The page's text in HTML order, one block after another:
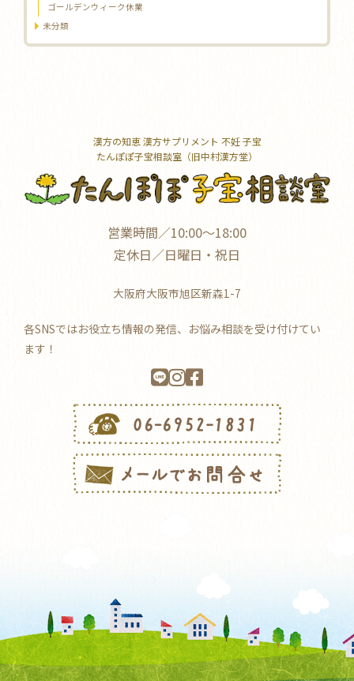
ゴールデンウィーク休業
未分類
漢方の知恵 漢方サプリメント 不妊 子宝
たんぽぽ子宝相談室（旧中村漢方堂）
営業時間／10:00～18:00
定休日／日曜日・祝日
大阪府大阪市旭区新森1-7
各SNSではお役立ち情報の発信、お悩み相談を受け付けてい
ます！